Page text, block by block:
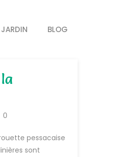
JARDIN BLOG
0
pessacaise
sont